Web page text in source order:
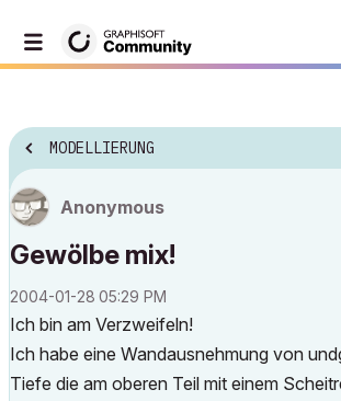
MODELLIERUNG
Anonymous
Gewölbe mix!
‎2004-01-28 05:29 PM
Ich bin am Verzweifeln!
Ich habe eine Wandausnehmung von
Tiefe die am oberen Teil mit einem